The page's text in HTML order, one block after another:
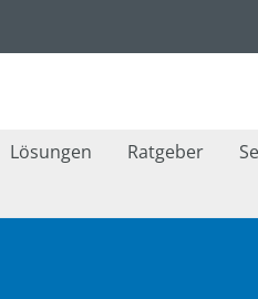
Lösungen Ratgeber